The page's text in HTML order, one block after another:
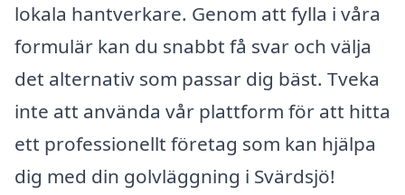
lokala hantverkare. Genom att fylla i våra
formulär kan du snabbt få svar och välja
det alternativ som passar dig bäst. Tveka
inte att använda vår plattform för att hitta
ett professionellt företag som kan hjälpa
dig med din golvläggning i Svärdsjö!